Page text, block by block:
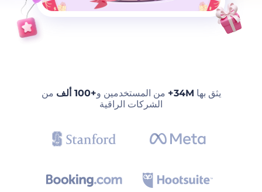
يثق بها 34M+ من المستخدمين و+100 ألف
من
الشركات الراقية